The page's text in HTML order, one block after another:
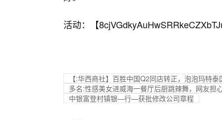
活动：【
【:华西商社】百胜中国Q2同店转正，泡泡玛特
多名:性感美女进威海一餐厅后厨跳辣舞，网友担
中银富登村镇银—行—获批修改公司章程